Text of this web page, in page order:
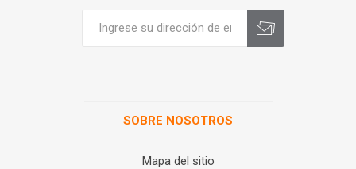
SOBRE NOSOTROS
Mapa del sitio